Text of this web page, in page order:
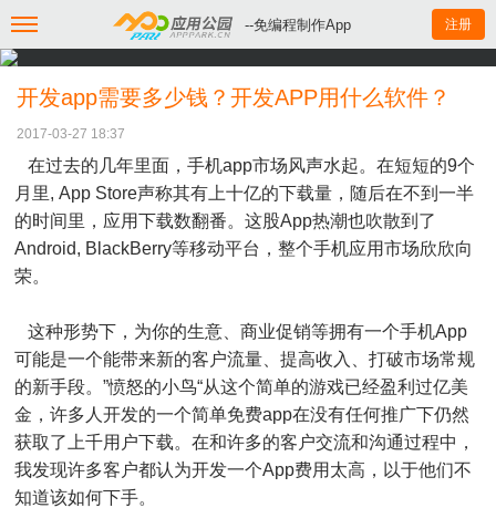
--免编程制作App 注册
开发app需要多少钱？开发APP用什么软件？
2017-03-27 18:37
在过去的几年里面，手机app市场风声水起。在短短的9个
月里, App Store声称其有上十亿的下载量，随后在不到一半
的时间里，应用下载数翻番。这股App热潮也吹散到了
Android, BlackBerry等移动平台，整个手机应用市场欣欣向
荣。
这种形势下，为你的生意、商业促销等拥有一个手机App
可能是一个能带来新的客户流量、提高收入、打破市场常规
的新手段。”愤怒的小鸟“从这个简单的游戏已经盈利过亿美
金，许多人开发的一个简单免费app在没有任何推广下仍然
获取了上千用户下载。在和许多的客户交流和沟通过程中，
我发现许多客户都认为开发一个App费用太高，以于他们不
知道该如何下手。